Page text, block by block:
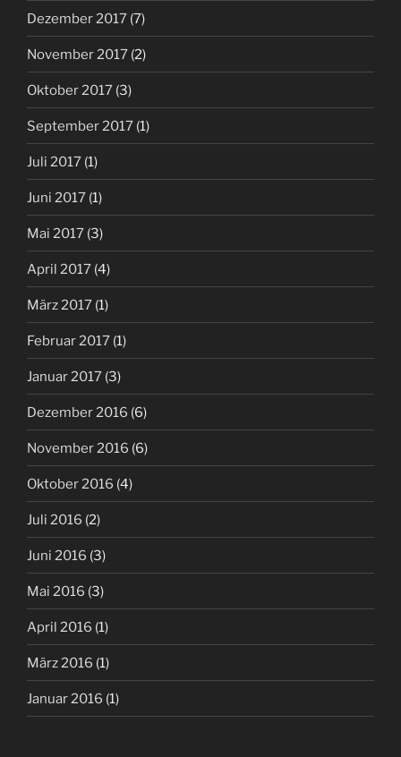
Dezember 2017 (7)
November 2017 (2)
Oktober 2017 (3)
September 2017 (1)
Juli 2017 (1)
Juni 2017 (1)
Mai 2017 (3)
April 2017 (4)
März 2017 (1)
Februar 2017 (1)
Januar 2017 (3)
Dezember 2016 (6)
November 2016 (6)
Oktober 2016 (4)
Juli 2016 (2)
Juni 2016 (3)
Mai 2016 (3)
April 2016 (1)
März 2016 (1)
Januar 2016 (1)